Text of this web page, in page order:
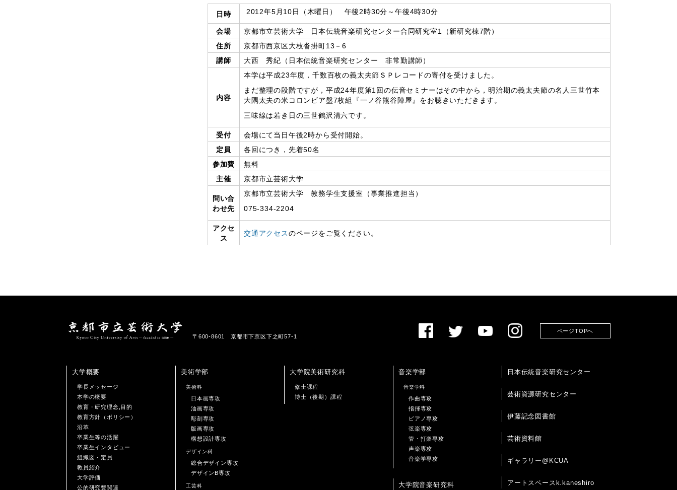
日時 2012年5月10日（木曜日） 午後2時30分～午後4時30分
会場
京都市立芸術大学 日本伝統音楽研究センター合同研究室1（新研究棟7階）
住所
京都市西京区大枝沓掛町13－6
講師
大西 秀紀（日本伝統音楽研究センター 非常勤講師）
内容
本学は平成23年度，千数百枚の義太夫節ＳＰレコードの寄付を受けました。
まだ整理の段階ですが，平成24年度第1回の伝音セミナーはその中から，明治期の義太夫節の名人三世竹本
大隅太夫の米コロンビア盤7枚組『一ノ谷熊谷陣屋』をお聴きいただきます。
三味線は若き日の三世鶴沢清六です。
受付
会場にて当日午後2時から受付開始。
定員
各回につき，先着50名
参加費
無料
主催
京都市立芸術大学
問い合
わせ先
京都市立芸術大学 教務学生支援室（事業推進担当）
075-334-2204
アクセ
ス
交通アクセス のページをご覧ください。
〒600-8601 京都市下京区下之町57-1
ページTOPへ
大学概要
学長メッセージ
本学の概要
教育・研究理念,目的
教育方針（ポリシー）
沿革
卒業生等の活躍
卒業生インタビュー
組織図・定員
教員紹介
大学評価
公的研究費関連
美術学部
美術科
日本画専攻
油画専攻
彫刻専攻
版画専攻
構想設計専攻
デザイン科
総合デザイン専攻
デザインB専攻
工芸科
大学院美術研究科
修士課程
博士（後期）課程
音楽学部
音楽学科
作曲専攻
指揮専攻
ピアノ専攻
弦楽専攻
管・打楽専攻
声楽専攻
音楽学専攻
大学院音楽研究科
日本伝統音楽研究センター
芸術資源研究センター
伊藤記念図書館
芸術資料館
ギャラリー@KCUA
アートスペースk.kaneshiro